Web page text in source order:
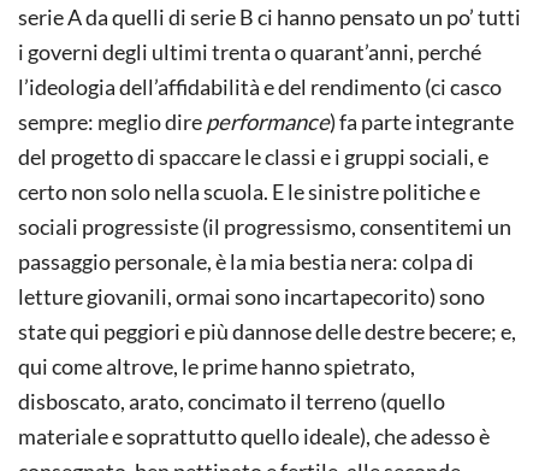
serie A da quelli di serie B ci hanno pensato un po’ tutti
i governi degli ultimi trenta o quarant’anni, perché
l’ideologia dell’affida­bilità e del rendimento (ci casco
sempre: meglio direperformance) fa parte integrante
del progetto di spaccare le classi e i gruppi sociali, e
certo non solo nella scuola. E le sinistre politiche e
sociali progressiste (il progressismo, consentitemi un
pas­saggio personale, è la mia bestia nera: colpa di
letture giovanili, ormai sono incartapecorito) sono
state qui peggiori e più dannose delle destre becere; e,
qui come altrove, le prime hanno spietrato,
disboscato, arato, concimato il terreno (quello
materiale e soprattutto quello ideale), che adesso è